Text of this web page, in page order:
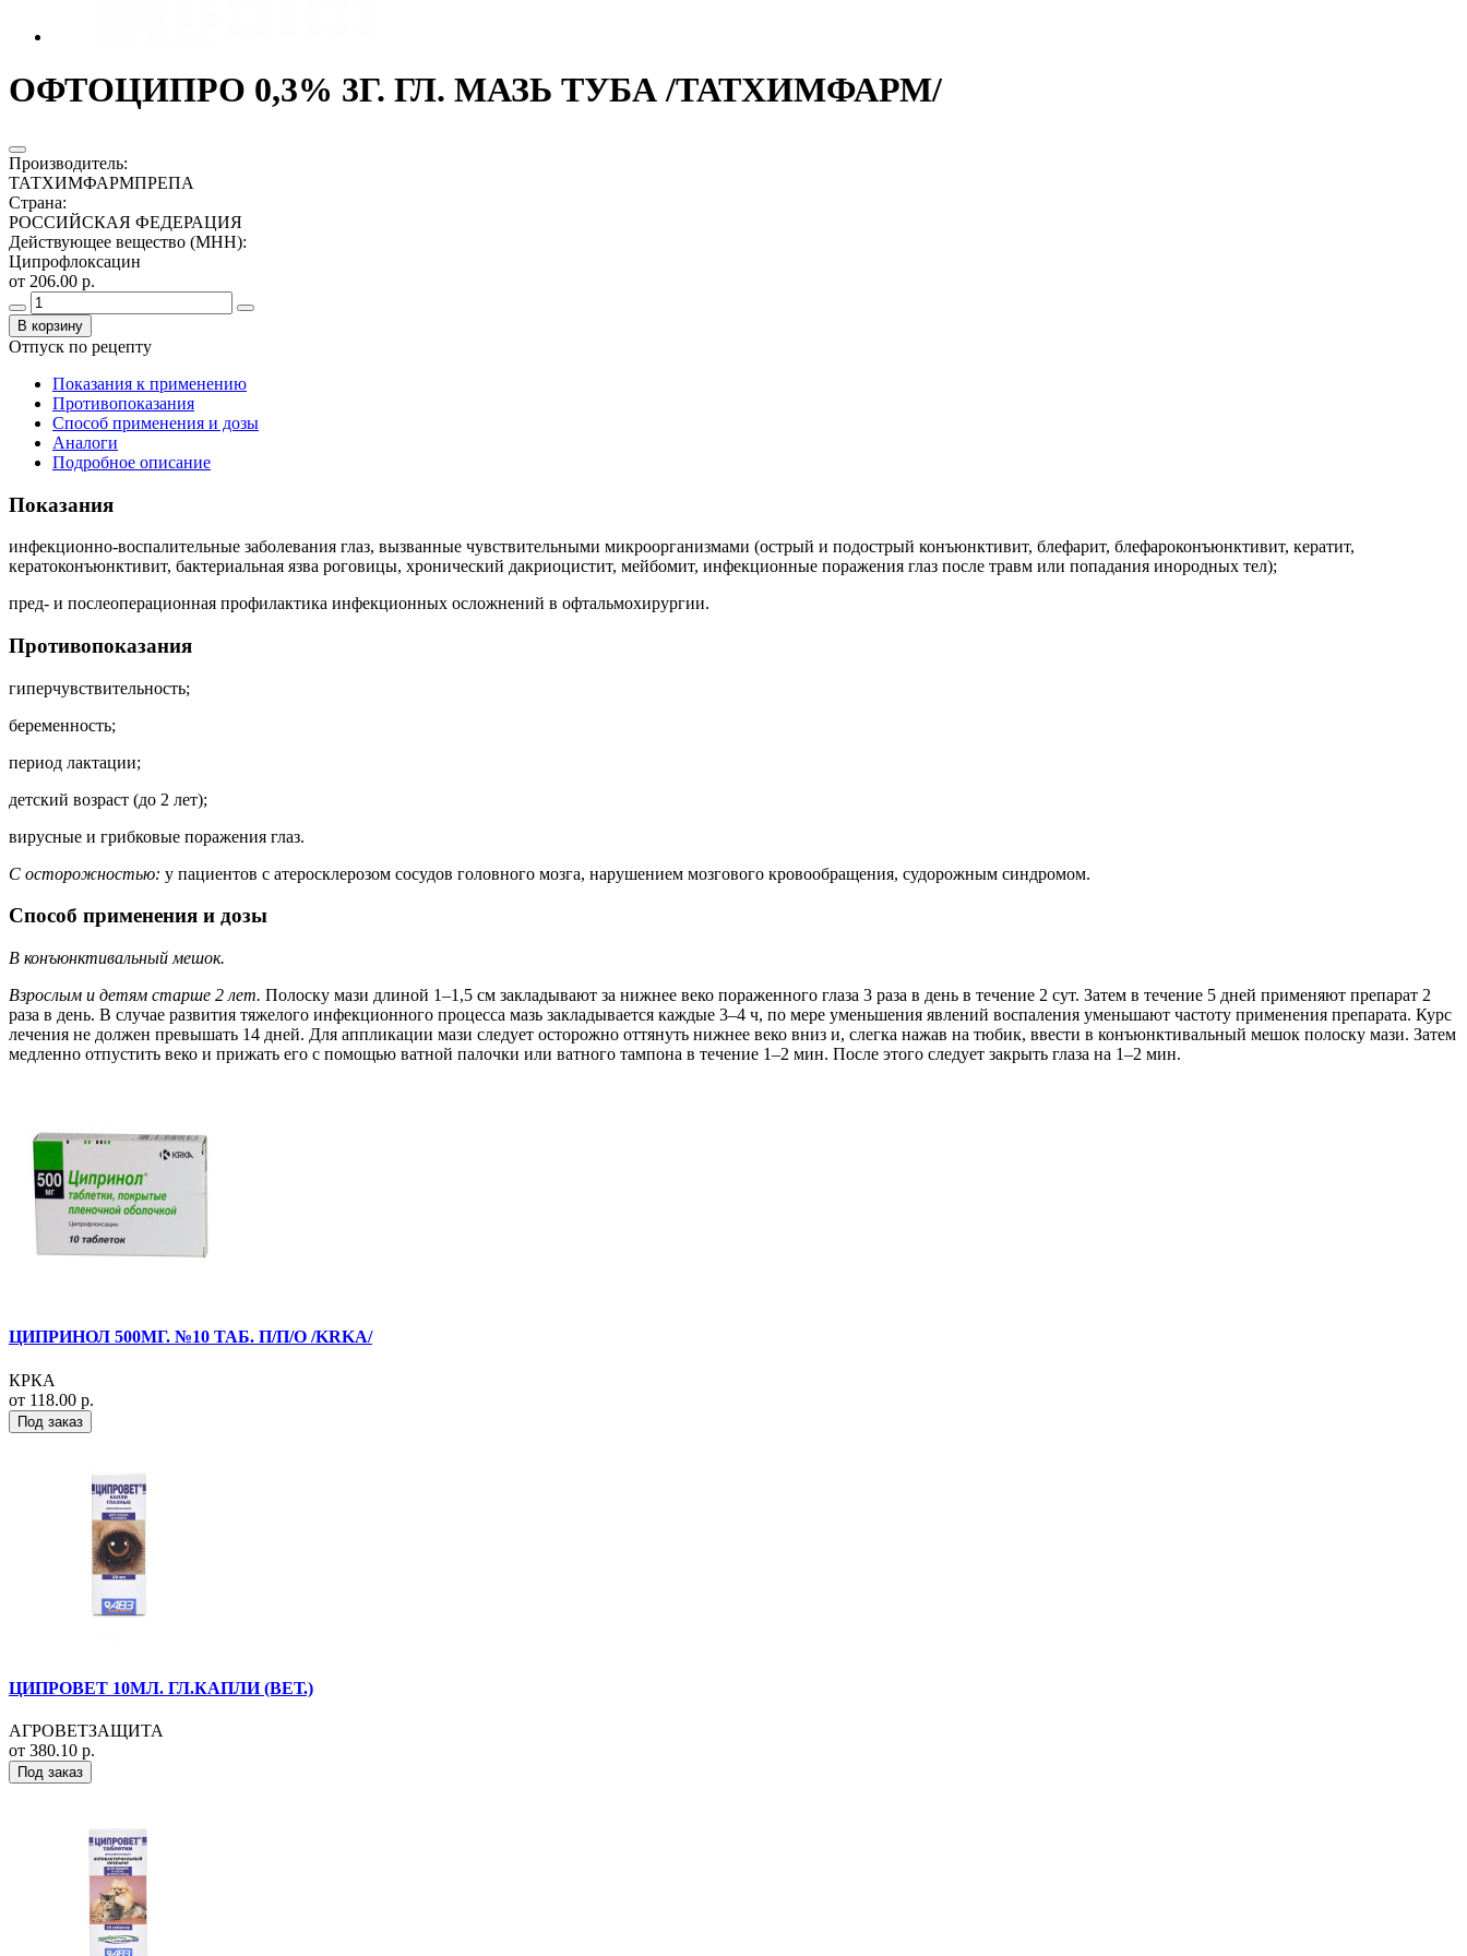
ОФТОЦИПРО 0,3% 3Г. ГЛ. МАЗЬ ТУБА /ТАТХИМФАРМ/
Производитель:
ТАТХИМФАРМПРЕПА
Страна:
РОССИЙСКАЯ ФЕДЕРАЦИЯ
Действующее вещество (МНН):
Ципрофлоксацин
от 206.00 р.
В корзину
Отпуск по рецепту
Показания к применению
Противопоказания
Способ применения и дозы
Аналоги
Подробное описание
Показания
инфекционно-воспалительные заболевания глаз, вызванные чувствительными микроорганизмами (острый и подострый конъюнктивит, блефарит, блефароконъюнктивит, кератит,
кератоконъюнктивит, бактериальная язва роговицы, хронический дакриоцистит, мейбомит, инфекционные поражения глаз после травм или попадания инородных тел);
пред- и послеоперационная профилактика инфекционных осложнений в офтальмохирургии.
Противопоказания
гиперчувствительность;
беременность;
период лактации;
детский возраст (до 2 лет);
вирусные и грибковые поражения глаз.
С осторожностью: у пациентов с атеросклерозом сосудов головного мозга, нарушением мозгового кровообращения, судорожным синдромом.
Способ применения и дозы
В конъюнктивальный мешок.
Взрослым и детям старше 2 лет. Полоску мази длиной 1–1,5 см закладывают за нижнее веко пораженного глаза 3 раза в день в течение 2 сут. Затем в течение 5 дней применяют препарат 2
раза в день. В случае развития тяжелого инфекционного процесса мазь закладывается каждые 3–4 ч, по мере уменьшения явлений воспаления уменьшают частоту применения препарата. Курс
лечения не должен превышать 14 дней. Для аппликации мази следует осторожно оттянуть нижнее веко вниз и, слегка нажав на тюбик, ввести в конъюнктивальный мешок полоску мази. Затем
медленно отпустить веко и прижать его с помощью ватной палочки или ватного тампона в течение 1–2 мин. После этого следует закрыть глаза на 1–2 мин.
ЦИПРИНОЛ 500МГ. №10 ТАБ. П/П/О /KRKA/
КРКА
от 118.00 р.
Под заказ
ЦИПРОВЕТ 10МЛ. ГЛ.КАПЛИ (ВЕТ.)
АГРОВЕТЗАЩИТА
от 380.10 р.
Под заказ